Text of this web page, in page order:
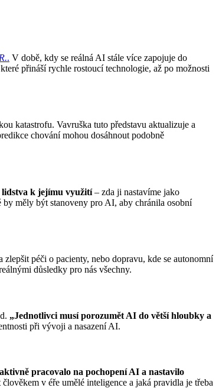
. V době, kdy se reálná AI stále více zapojuje do
přináší rychle rostoucí technologie, až po možnosti
katastrofu. Vavruška tuto představu aktualizuje a
chování mohou dosáhnout podobně
lidstva k jejímu využití– zda ji nastavíme jako
měly být stanoveny pro AI, aby chránila osobní
péči o pacienty, nebo dopravu, kde se autonomní
důsledky pro nás všechny.
„Jednotlivci musí porozumět AI do větší hloubky a
při vývoji a nasazení AI.
pracovalo na pochopení AI a nastavilo
v éře umělé inteligence a jaká pravidla je třeba